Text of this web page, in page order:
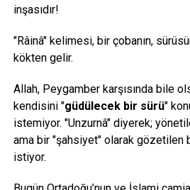
inşasıdır!
"Râinâ" kelimesi, bir çobanın,
kökten gelir.
Allah, Peygamber karşısında bile
kendisini "güdülecek bir sürü"
istemiyor. "Unzurnâ" diyerek;
ama bir "şahsiyet" olarak gözetilen
istiyor.